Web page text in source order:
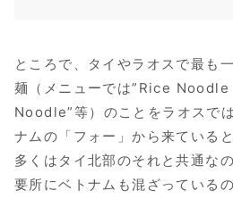
ところで、タイやラオスで最も
麺（メニューでは”Rice
Noodle”等）のことをラオスで
ナムの「フォー」から来ている
多くはタイ北部のそれと共通な
要所にベトナムも混ざっているの